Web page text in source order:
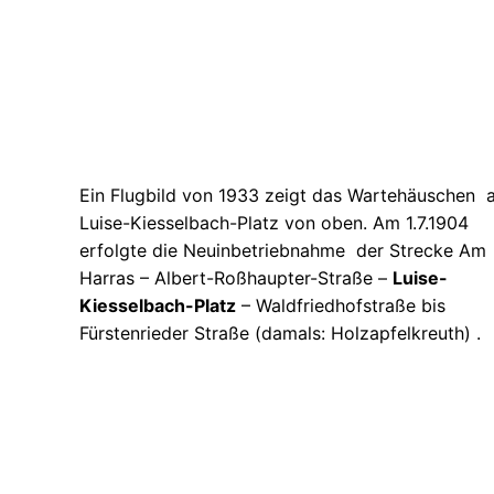
Ein Flugbild von 1933 zeigt das Wartehäuschen
Luise-Kiesselbach-Platz von oben. Am 1.7.1904
erfolgte die Neuinbetriebnahme der Strecke Am
Harras – Albert-Roßhaupter-Straße – Luise-
Kiesselbach-Platz – Waldfriedhofstraße bis
Fürstenrieder Straße (damals: Holzapfelkreuth) .